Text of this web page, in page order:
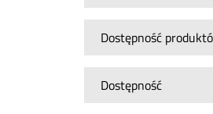
Dostępność
Dostępność